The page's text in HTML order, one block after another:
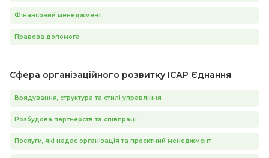
Фінансовий менеджмент
Правова допомога
Сфера організаційного розвитку ІСАР Єднання
Врядування, структура та стилі управління
Розбудова партнерств та співпраці
Послуги, які надає організація та проєктний менеджмент